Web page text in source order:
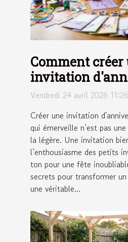
Comment créer
invitation
pour enfants qui
Vendredi 24 avril 2026 11:26
Créer une invitation
qui émerveille n’est pas
la légère. Une invitation
l’enthousiasme des petits
ton pour une fête
secrets pour transformer
une véritable...